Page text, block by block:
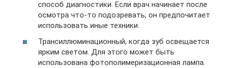
способ диагностики. Если врач начинает после
осмотра что-то подозревать, он предпочитает
использовать иные техники.
Трансиллюминационный, когда зуб освещается
ярким светом. Для этого может быть
использована фотополимеризационная лампа.